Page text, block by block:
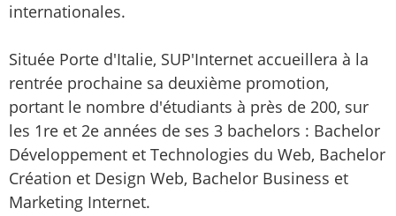
internationales.
Située Porte d'Italie, SUP'Internet accueillera à la
rentrée prochaine sa deuxième promotion,
portant le nombre d'étudiants à près de 200, sur
les 1re et 2e années de ses 3 bachelors : Bachelor
Développement et Technologies du Web, Bachelor
Création et Design Web, Bachelor Business et
Marketing Internet.